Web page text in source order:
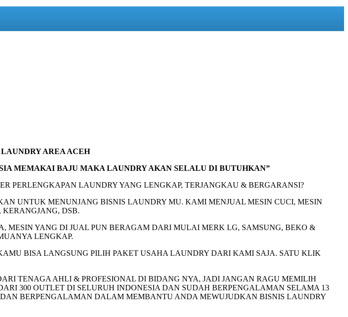
AREA ACEH
MEMAKAI BAJU MAKA LAUNDRY AKAN SELALU DI BUTUHKAN”
PERLENGKAPAN LAUNDRY YANG LENGKAP, TERJANGKAU & BERGARANSI?
UNTUK MENUNJANG BISNIS LAUNDRY MU. KAMI MENJUAL MESIN CUCI, MESIN
DSB.
YANG DI JUAL PUN BERAGAM DARI MULAI MERK LG, SAMSUNG, BEKO &
LENGKAP.
BISA LANGSUNG PILIH PAKET USAHA LAUNDRY DARI KAMI SAJA. SATU KLIK
TENAGA AHLI & PROFESIONAL DI BIDANG NYA, JADI JANGAN RAGU MEMILIH
300 OUTLET DI SELURUH INDONESIA DAN SUDAH BERPENGALAMAN SELAMA 13
BERPENGALAMAN DALAM MEMBANTU ANDA MEWUJUDKAN BISNIS LAUNDRY